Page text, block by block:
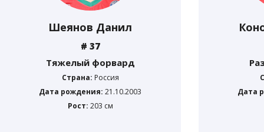
Шеянов Данил
# 37
Тяжелый форвард
Страна: Россия
Дата рождения:21.10.2003
Рост: 203 см
Дата